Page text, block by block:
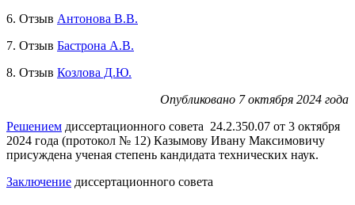
6. Отзыв Антонова В.В.
7. Отзыв Бастрона А.В.
8. Отзыв Козлова Д.Ю.
Опубликовано 7 октября 2024 года
Решением диссертационного совета 24.2.350.07 от 3 октября
2024 года (протокол № 12) Казымову Ивану Максимовичу
присуждена ученая степень кандидата технических наук.
Заключение диссертационного совета